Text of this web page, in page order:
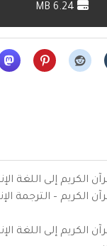
الكريم إلى اللغة
الكريم – الترجمة
الكريم إلى اللغة